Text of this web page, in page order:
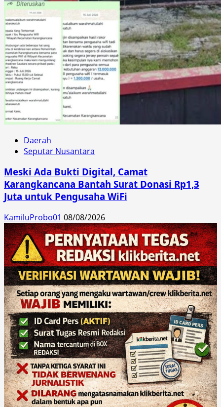
Daerah
Seputar Nusantara
Meski Ada Bukti Digital, Camat
Karangkancana Bantah Surat Donasi Rp1,3
Juta untuk Pengusaha WiFi
KamiluProbo01 08/08/2026